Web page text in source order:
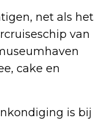
net als het
van
cake en
is bij